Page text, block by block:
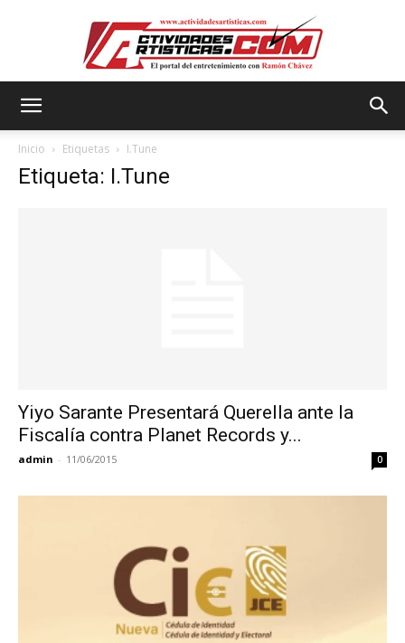
Inicio Etiquetas I.Tune
Etiqueta: I.Tune
Yiyo Sarante Presentará Querella ante la
Fiscalía contra Planet Records y...
admin - 11/06/2015 0